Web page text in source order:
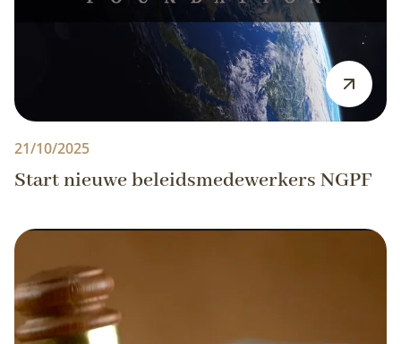
21/10/2025
Start nieuwe beleidsmedewerkers NGPF